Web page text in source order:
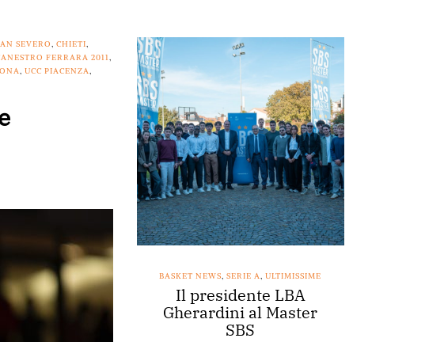
SEVERO,CHIETI,
FERRARA 2011,
,UCC PIACENZA,
NEWS,ULTIMISSIME
Paci a canestro
d’arte a
BASKET NEWS,SERIE A,ULTIMISSIME
Il presidente LBA
Gherardini al Master
SBS